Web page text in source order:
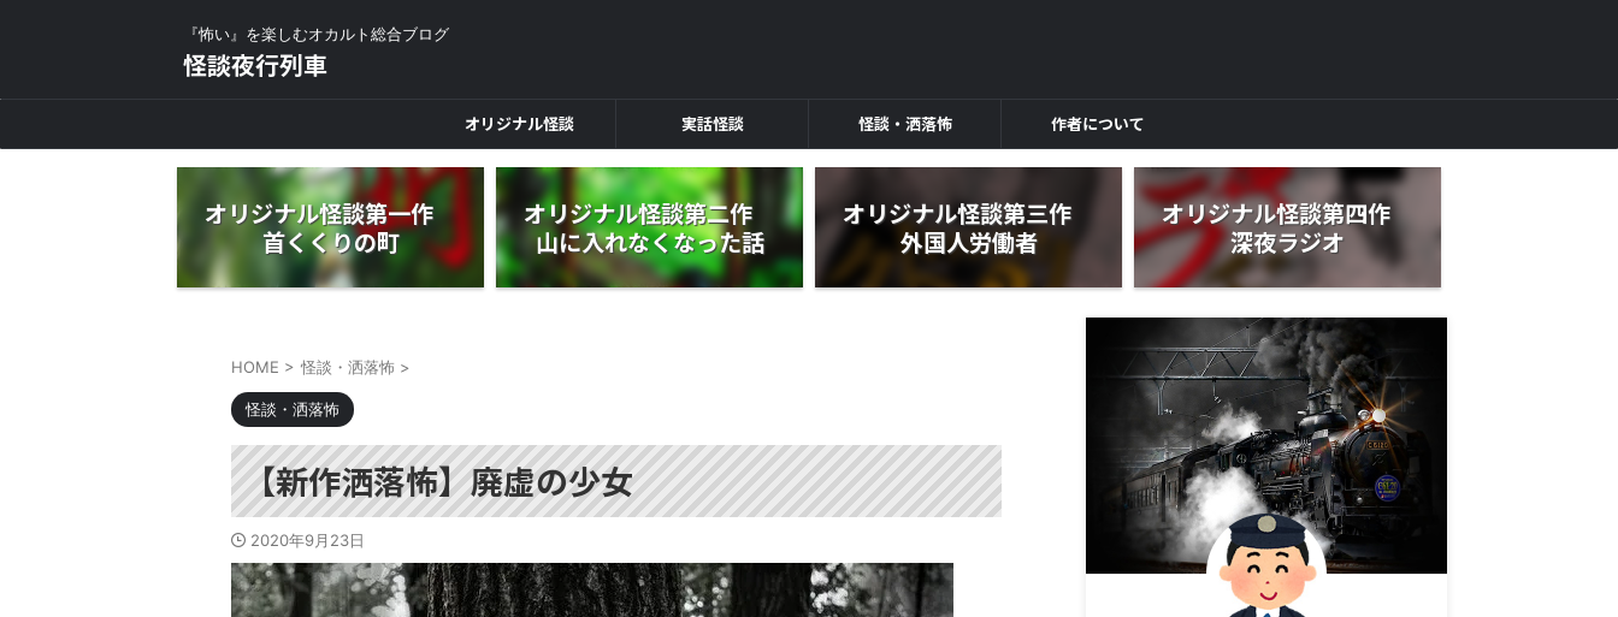
『怖い』を楽しむオカルト総合ブログ
怪談夜行列車
オリジナル怪談 実話怪談 怪談・洒落怖 作者について
オリジナル怪談第一作
首くくりの町
オリジナル怪談第二作
山に入れなくなった話
オリジナル怪談第三作
外国人労働者
オリジナル怪談第四作
深夜ラジオ
HOME > 怪談・洒落怖 >
怪談・洒落怖
【新作洒落怖】廃虚の少女
2020年9月23日